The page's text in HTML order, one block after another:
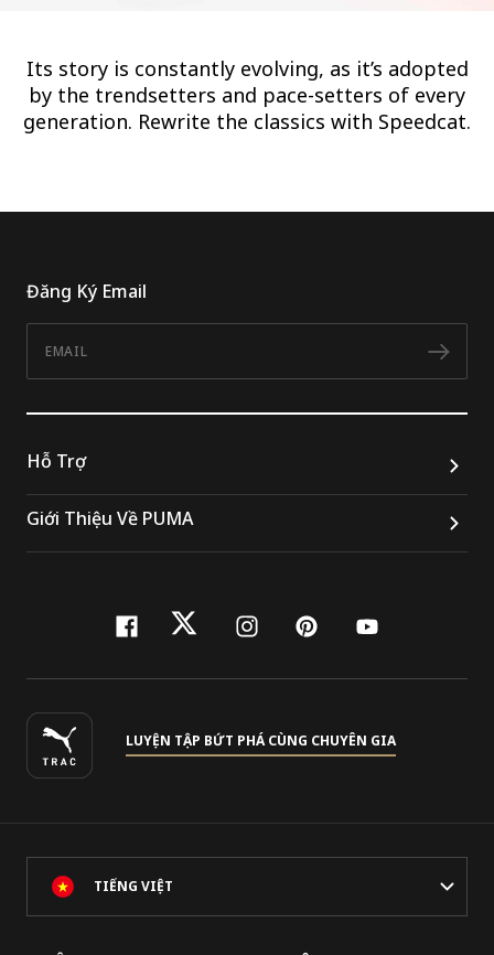
Its story is constantly evolving, as it’s adopted
by the trendsetters and pace-setters of every
generation. Rewrite the classics with Speedcat.
Đăng Ký Email
Hỗ Trợ
Giới Thiệu Về PUMA
facebook
twitterinstagram
pinterest
youtube
LUYỆN TẬP BỨT PHÁ CÙNG CHUYÊN GIA
TIẾNG VIỆT